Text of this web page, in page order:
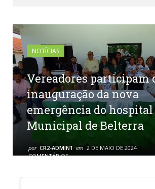
NOTÍCIAS
Vereadores participam
inauguração da nova
emergência do hospital
Municipal de Belterra
por CR2-ADMIN1 em 2 DE MAIO DE 2024
COMENTÁRIOS